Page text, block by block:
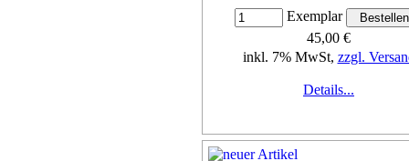
Exemplar
45,00 €
inkl. 7% MwSt, zzgl.
Details...